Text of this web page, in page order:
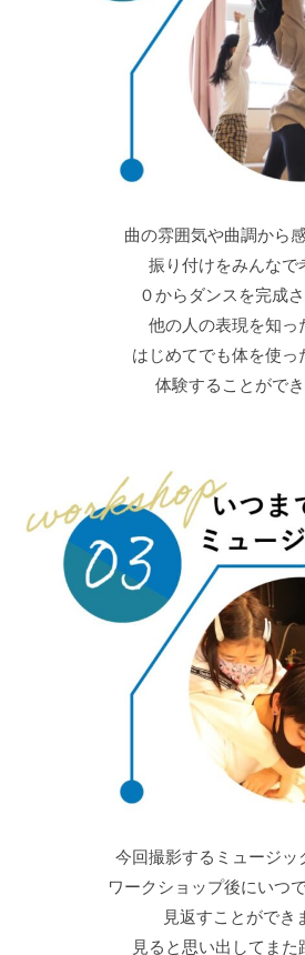
曲の雰囲気や曲調から
振り付けをみんなで
０からダンスを完成
他の人の表現を知っ
はじめてでも体を使っ
体験することがで
今回撮影するミュージッ
ワークショップ後にいつ
見返すことができ
見ると思い出してまた